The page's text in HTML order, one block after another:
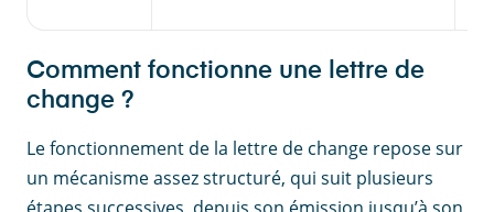
Comment fonctionne une lettre de
change ?
Le fonctionnement de la lettre de change repose sur
un mécanisme assez structuré, qui suit plusieurs